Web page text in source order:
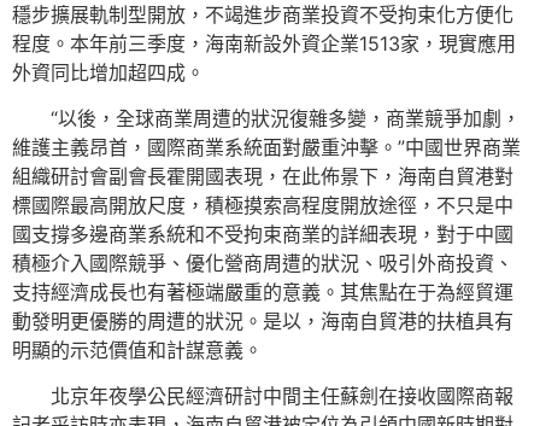
穩步擴展軌制型開放，不竭進步商業投資不受拘束化方便化
程度。本年前三季度，海南新設外資企業1513家，現實應用
外資同比增加超四成。
“以後，全球商業周遭的狀況復雜多變，商業競爭加劇，
維護主義昂首，國際商業系統面對嚴重沖擊。”中國世界商業
組織研討會副會長霍開國表現，在此佈景下，海南自貿港對
標國際最高開放尺度，積極摸索高程度開放途徑，不只是中
國支撐多邊商業系統和不受拘束商業的詳細表現，對于中國
積極介入國際競爭、優化營商周遭的狀況、吸引外商投資、
支持經濟成長也有著極端嚴重的意義。其焦點在于為經貿運
動發明更優勝的周遭的狀況。是以，海南自貿港的扶植具有
明顯的示范價值和計謀意義。
北京年夜學公民經濟研討中間主任蘇劍在接收國際商報